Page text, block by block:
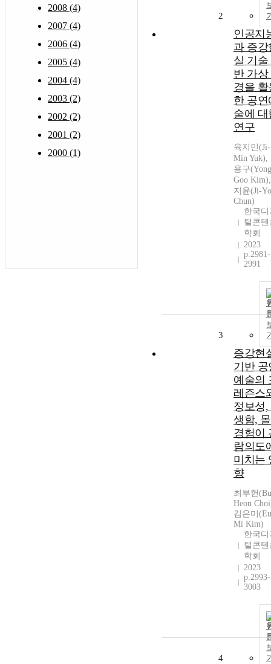
2008 (4)
2007 (4)
2006 (4)
2005 (4)
2004 (4)
2003 (2)
2002 (2)
2001 (2)
2000 (1)
2
인공지
과 증강
실 기술
반 가상
경을 활
한 공연
술에 대
연구
육지민(Ji-
Min Yuk),
용구
Goo
지윤(Ji-
Chun)
한국디
털콘텐
학회
2023
p.2981-
2991
3
증강현
기반 공
예술의
레즌스
정보성,
생함,
경험이
람의도
미치는
향
최부헌
Heon
김은미
Mi Kim)
한국디
털콘텐
학회
2023
p.2993-
3003
4